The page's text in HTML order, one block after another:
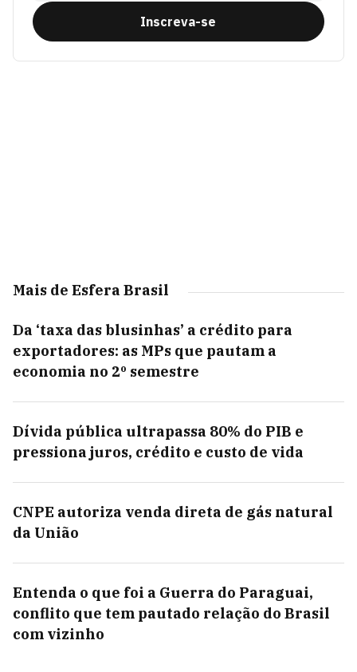
Inscreva-se
Mais de Esfera Brasil
Da ‘taxa das blusinhas’ a crédito para
exportadores: as MPs que pautam a
economia no 2º semestre
Dívida pública ultrapassa 80% do PIB e
pressiona juros, crédito e custo de vida
CNPE autoriza venda direta de gás natural
da União
Entenda o que foi a Guerra do Paraguai,
conflito que tem pautado relação do Brasil
com vizinho